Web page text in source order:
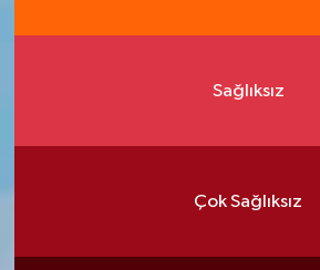
Sağlıksız
Çok Sağlıksız